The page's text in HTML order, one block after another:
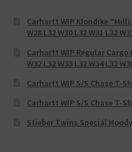
Carhartt WIP Klondike
W28 L32 W30 L32 W31 L32
Carhartt WIP Regular Cargo
W32 L32 W33 L32 W34 L32
Carhartt WIP S/S Chase T-
Carhartt WIP S/S Chase T-
Stieber Twins Special